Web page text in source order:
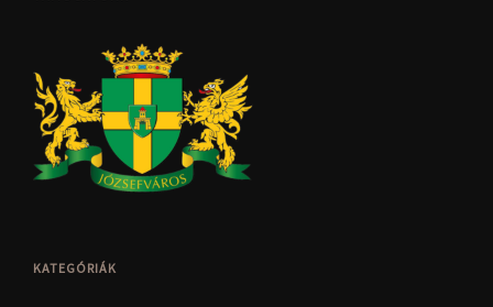
KATEGÓRIÁK